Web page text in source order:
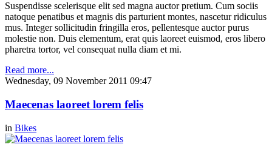
Suspendisse scelerisque elit sed magna auctor pretium. Cum sociis
natoque penatibus et magnis dis parturient montes, nascetur ridiculus
mus. Integer sollicitudin fringilla eros, pellentesque auctor purus
molestie non. Duis elementum, erat quis laoreet euismod, eros libero
pharetra tortor, vel consequat nulla diam et mi.
Read more...
Wednesday, 09 November 2011 09:47
Maecenas laoreet lorem felis
in Bikes